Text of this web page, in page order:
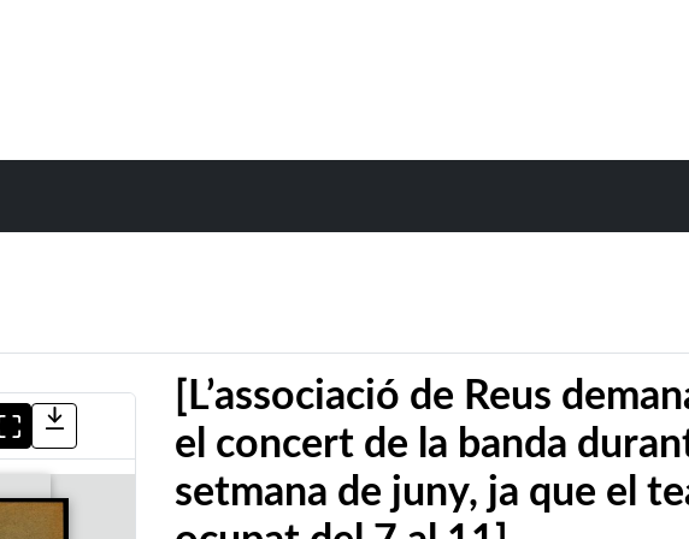
[L’associació de Reus
el concert de la banda
setmana de juny, ja que el